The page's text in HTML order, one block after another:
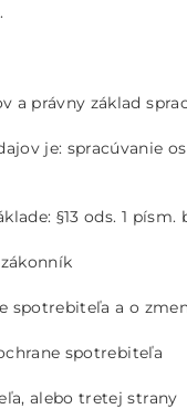
a právny základ
je: spracúvanie
§13 ods. 1
spotrebiteľa a o
spotrebiteľa
alebo tretej strany